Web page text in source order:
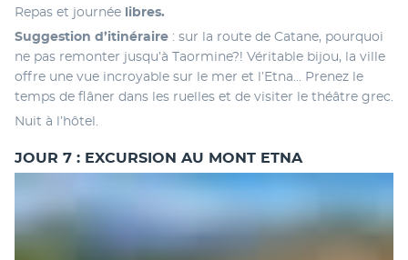
Repas et journée libres.
Suggestion d’itinéraire : sur la route de Catane, pourquoi
ne pas remonter jusqu’à Taormine?! Véritable bijou, la ville
offre une vue incroyable sur le mer et l’Etna... Prenez le
Nuit à l’hôtel.
JOUR 7 : EXCURSION AU MONT ETNA